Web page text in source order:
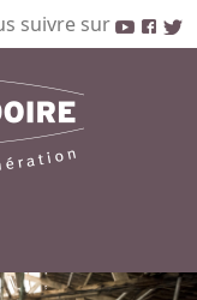
suivre sur